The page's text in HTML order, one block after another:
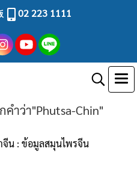
02 223 1111
ำว่า"Phutsa-Chin"
จีน : ข้อมูลสมุนไพรจีน